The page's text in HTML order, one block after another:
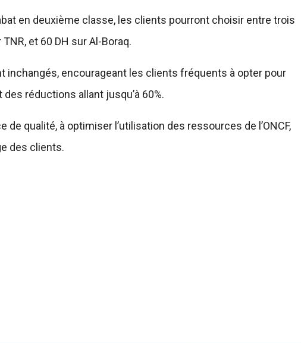
en deuxième classe, les clients pourront choisir entre trois
et 60 DH sur Al-Boraq.
inchangés, encourageant les clients fréquents à opter pour
réductions allant jusqu’à 60%.
qualité, à optimiser l’utilisation des ressources de l’ONCF,
des clients.